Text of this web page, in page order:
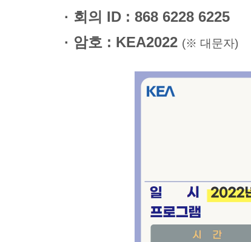
· 회의 ID : 868 6228 6225
· 암호 : KEA2022 (※ 대문자)